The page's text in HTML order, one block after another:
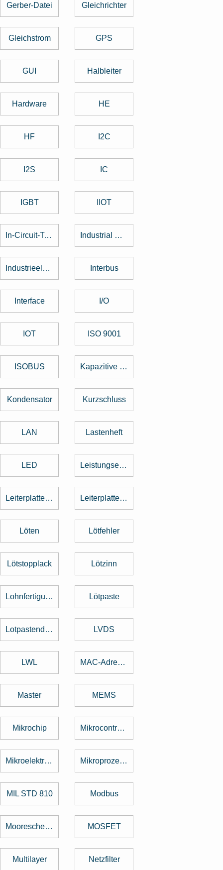
Gerber-Datei Gleichrichter
Gleichstrom GPS
GUI Halbleiter
Hardware HE
HF I2C
I2S IC
IGBT IIOT
In-Circuit-Test Industrial Design
Industrieelektronik Interbus
Interface I/O
IOT ISO 9001
ISOBUS Kapazitive Tasten
Kondensator Kurzschluss
LAN Lastenheft
LED Leistungselektronik
Leiterplattenbestückung Leiterplattenentflechtung
Löten Lötfehler
Lötstopplack Lötzinn
Lohnfertigung Lötpaste
Lotpastendruck LVDS
LWL MAC-Adresse
Master MEMS
Mikrochip Mikrocontroller
Mikroelektronik Mikroprozessor
MIL STD 810 Modbus
Mooresche Gesetz MOSFET
Multilayer Netzfilter